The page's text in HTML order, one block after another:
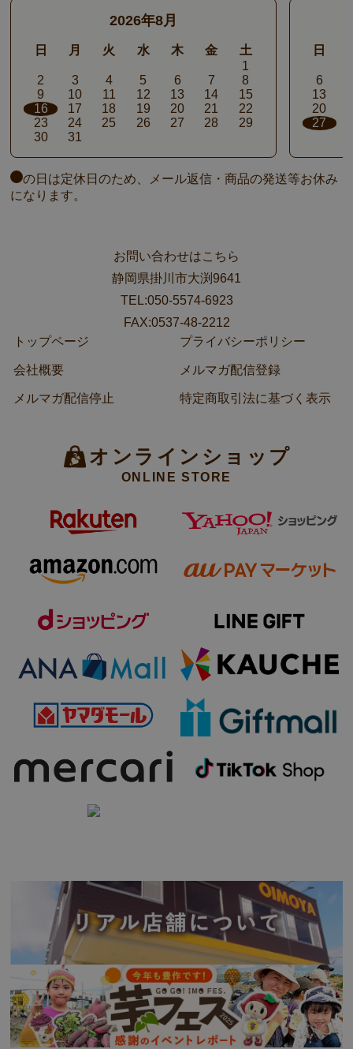
手提げ袋が必要な方は
必
【只今レビュー投稿キャンペーン中】
(
必
須
)
お気に入りに登録する
2026年8月
日 月 火 水 木 金
土
1
2
3 4 5 6 7
8
9
10 11 12 13 14
15
16
17 18 19 20 21
22
23
24 25 26 27 28
29
30
31
日
6
13
20
27
の日は定休日のため、メール返信・商品の発送等お休み
になります。
お問い合わせはこちら
静岡県掛川市大渕9641
TEL:050-5574-6923
FAX:0537-48-2212
トップページ
プライバシーポリシー
会社概要 メルマガ配信登録
メルマガ配信停止 特定商取引法に基づく表示
オンラインショップ
ONLINE STORE